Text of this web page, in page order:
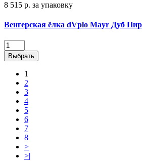
8 515 р. за упаковку
Венгерская ёлка dVplo Mayr Дуб
Выбрать
1
2
3
4
5
6
7
8
>
>|